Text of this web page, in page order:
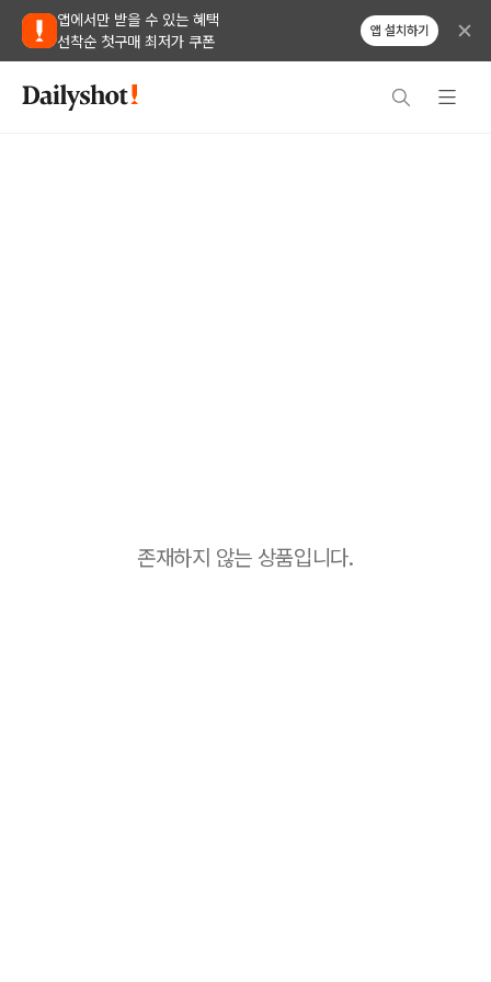
앱에서만 받을 수 있는 혜택
선착순 첫구매 최저가 쿠폰
앱 설치하기
존재하지 않는 상품입니다.